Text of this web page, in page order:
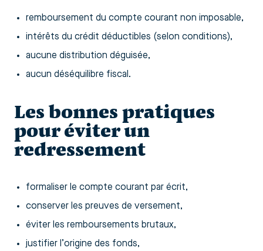
remboursement du compte courant non imposable,
intérêts du crédit déductibles (selon conditions),
aucune distribution déguisée,
aucun déséquilibre fiscal.
Les bonnes pratiques
pour éviter un
redressement
formaliser le compte courant par écrit,
conserver les preuves de versement,
éviter les remboursements brutaux,
justifier l’origine des fonds,